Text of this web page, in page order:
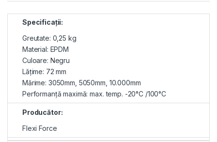
Specificaţii:
Greutate: 0,25 kg
Material: EPDM
Culoare: Negru
Lăţime: 72 mm
Mărime: 3050mm, 5050mm, 10.000mm
Performanţă maximă: max. temp. -20°C /100°C
Producător:
Flexi Force